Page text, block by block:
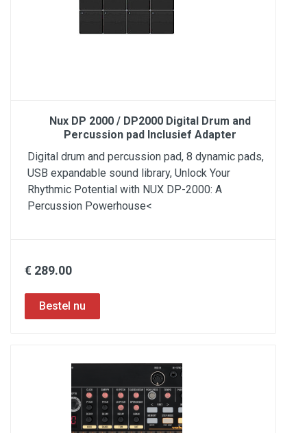
Nux DP 2000 / DP2000 Digital Drum and
Percussion pad Inclusief Adapter
Digital drum and percussion pad, 8 dynamic pads,
USB expandable sound library, Unlock Your
Rhythmic Potential with NUX DP-2000: A
Percussion Powerhouse<
€ 289.00